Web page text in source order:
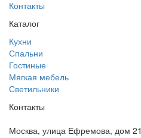
Контакты
Каталог
Кухни
Спальни
Гостиные
Мягкая мебель
Светильники
Контакты
Москва, улица Ефремова, дом 21